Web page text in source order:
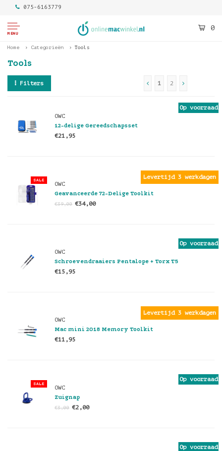
075-6163779
MENU
0
Home Categorieën Tools
Tools
Filters 1 2
Op voorraad
OWC
12-delige Gereedschapsset
€21,95
Levertijd 3 werkdagen
SALE
OWC
Geavanceerde 72-Delige Toolkit
€39,00 €34,00
Op voorraad
OWC
Schroevendraaiers Pentalope + Torx T5
€15,95
Levertijd 3 werkdagen
OWC
Mac mini 2018 Memory Toolkit
€11,95
Op voorraad
SALE
OWC
Zuignap
€3,00 €2,00
Op voorraad